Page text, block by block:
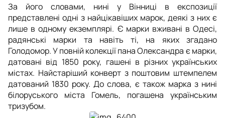
За його словами, нині у Вінниці в експозиції
представлені одні з найцікавіших марок, деякі з них є
лише в одному екземплярі. Є марки вживані в Одесі,
радянські марки та навіть ті, на яких згадано
Голодомор. У повній колекції пана Олександра є марки,
датовані від 1850 року, гашені в різних українських
містах. Найстаріший конверт з поштовим штемпелем
датований 1830 року. До слова, є також марка з нині
білоруського міста Гомель, погашена українським
тризубом.